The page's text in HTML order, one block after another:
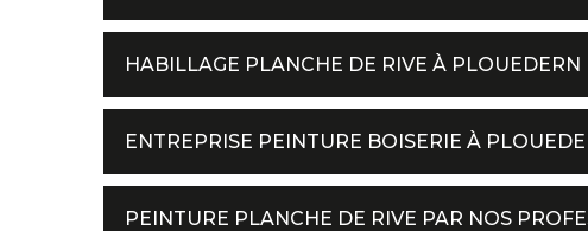
HABILLAGE PLANCHE DE RIVE À PLOUEDERN
ENTREPRISE PEINTURE BOISERIE À
PEINTURE PLANCHE DE RIVE PAR NOS